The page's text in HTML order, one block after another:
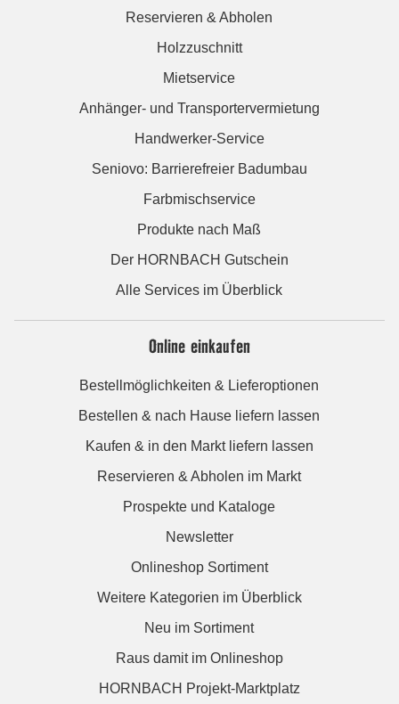
Reservieren & Abholen
Holzzuschnitt
Mietservice
Anhänger- und Transportervermietung
Handwerker-Service
Seniovo: Barrierefreier Badumbau
Farbmischservice
Produkte nach Maß
Der HORNBACH Gutschein
Alle Services im Überblick
Online einkaufen
Bestellmöglichkeiten & Lieferoptionen
Bestellen & nach Hause liefern lassen
Kaufen & in den Markt liefern lassen
Reservieren & Abholen im Markt
Prospekte und Kataloge
Newsletter
Onlineshop Sortiment
Weitere Kategorien im Überblick
Neu im Sortiment
Raus damit im Onlineshop
HORNBACH Projekt-Marktplatz